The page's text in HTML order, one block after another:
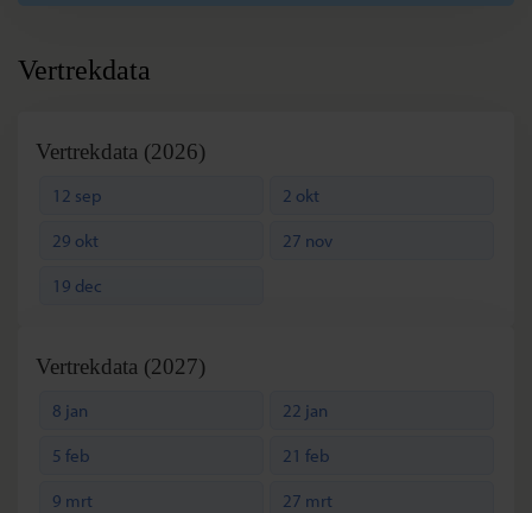
Vertrekdata
Vertrekdata (2026)
12 sep
2 okt
29 okt
27 nov
19 dec
Vertrekdata (2027)
8 jan
22 jan
5 feb
21 feb
9 mrt
27 mrt